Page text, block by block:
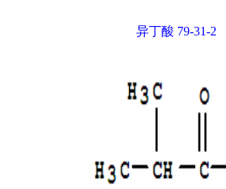
异丁酸 79-31-2